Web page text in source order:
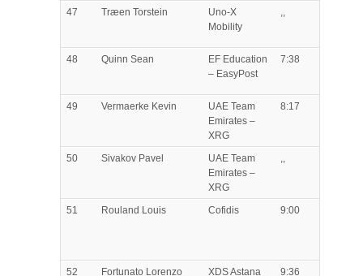
47 Træen Torstein
Uno-X
Mobility
,,
48 Quinn Sean
EF Education
– EasyPost
7:38
49 Vermaerke Kevin
UAE Team
Emirates –
XRG
8:17
50 Sivakov Pavel
UAE Team
Emirates –
XRG
,,
51 Rouland Louis Cofidis 9:00
52 Fortunato Lorenzo XDS Astana 9:36